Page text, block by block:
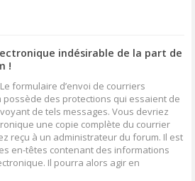
indésirable de la part de
!
formulaire d’envoi de courriers
des protections qui essaient de
de tels messages. Vous devriez
une copie complète du courrier
reçu à un administrateur du forum. Il est
en-têtes contenant des informations
Il pourra alors agir en